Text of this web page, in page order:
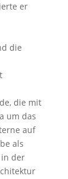
er
die
die mit
um das
auf
als
in der